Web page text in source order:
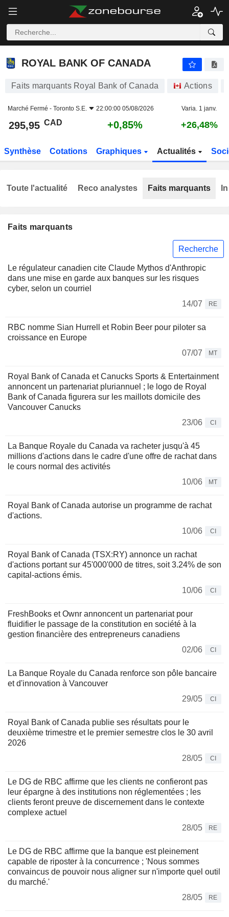
ROYAL BANK OF CANADA
ROYAL BANK OF CANADA
Faits marquants Royal Bank of Canada Actions
Marché Fermé - Toronto S.E. 22:00:00 05/08/2026 Varia. 1 janv.
295,95 CAD +0,85% +26,48%
Synthèse Cotations Graphiques Actualités
Faits marquants
Recherche
Le régulateur canadien cite Claude Mythos d'Anthropic
dans une mise en garde aux banques sur les risques
cyber, selon un courriel
14/07
RE
RBC nomme Sian Hurrell et Robin Beer pour piloter sa
croissance en Europe
07/07
MT
Royal Bank of Canada et Canucks Sports & Entertainment
annoncent un partenariat pluriannuel ; le logo de Royal
Bank of Canada figurera sur les maillots domicile des
Vancouver Canucks
23/06
CI
La Banque Royale du Canada va racheter jusqu'à 45
millions d'actions dans le cadre d'une offre de rachat dans
le cours normal des activités
10/06
MT
Royal Bank of Canada autorise un programme de rachat
d'actions.
10/06
CI
Royal Bank of Canada (TSX:RY) annonce un rachat
d'actions portant sur 45'000'000 de titres, soit 3.24% de son
capital-actions émis.
10/06
CI
FreshBooks et Ownr annoncent un partenariat pour
fluidifier le passage de la constitution en société à la
gestion financière des entrepreneurs canadiens
02/06
CI
La Banque Royale du Canada renforce son pôle bancaire
et d'innovation à Vancouver
29/05
CI
Royal Bank of Canada publie ses résultats pour le
deuxième trimestre et le premier semestre clos le 30 avril
2026
28/05
CI
Le DG de RBC affirme que les clients ne confieront pas
leur épargne à des institutions non réglementées ; les
clients feront preuve de discernement dans le contexte
complexe actuel
28/05
RE
Le DG de RBC affirme que la banque est pleinement
capable de riposter à la concurrence ; 'Nous sommes
convaincus de pouvoir nous aligner sur n'importe quel outil
du marché.'
28/05
RE
Toute l'actualité Reco analystes Faits marquants